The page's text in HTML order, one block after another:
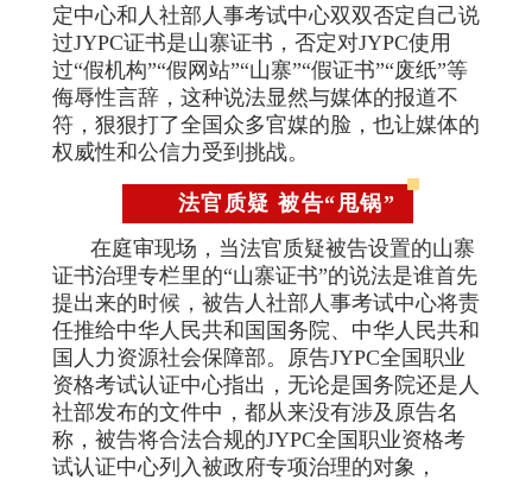
定中心和人社部人事考试中心双双否定自己说
过JYPC证书是山寨证书，否定对JYPC使用
过“假机构”“假网站”“山寨”“假证书”“废纸”等
侮辱性言辞，这种说法显然与媒体的报道不
符，狠狠打了全国众多官媒的脸，也让媒体的
权威性和公信力受到挑战。
法官质疑 被告“甩锅”
在庭审现场，当法官质疑被告设置的山寨
证书治理专栏里的“山寨证书”的说法是谁首先
提出来的时候，被告人社部人事考试中心将责
任推给中华人民共和国国务院、中华人民共和
国人力资源社会保障部。原告JYPC全国职业
资格考试认证中心指出，无论是国务院还是人
社部发布的文件中，都从来没有涉及原告名
称，被告将合法合规的JYPC全国职业资格考
试认证中心列入被政府专项治理的对象，